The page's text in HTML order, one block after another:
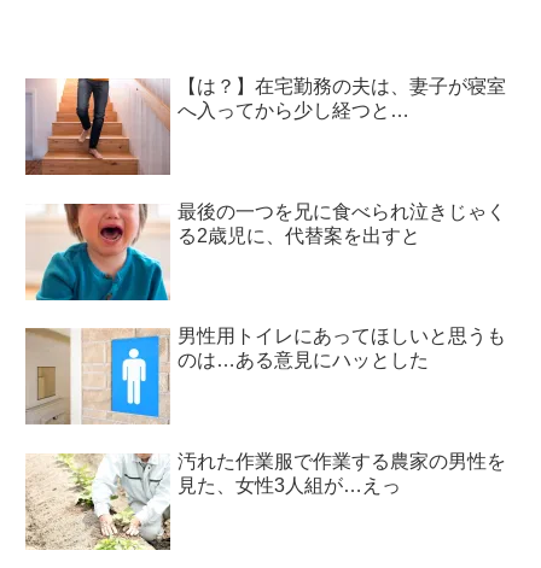
【は？】在宅勤務の夫は、妻子が寝室
へ入ってから少し経つと…
最後の一つを兄に食べられ泣きじゃく
る2歳児に、代替案を出すと
男性用トイレにあってほしいと思うも
のは…ある意見にハッとした
汚れた作業服で作業する農家の男性を
見た、女性3人組が…えっ